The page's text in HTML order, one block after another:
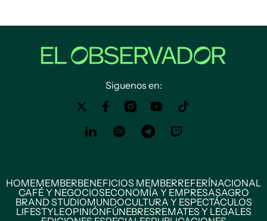
Siguenos en:
HOMEMEMBERBENEFICIOS MEMBERREFERÍNACIONAL
CAFÉ Y NEGOCIOSECONOMÍA Y EMPRESASAGRO
BRAND STUDIOMUNDOCULTURA Y ESPECTÁCULOS
LIFESTYLEOPINIÓNFÚNEBRESREMATES Y LEGALES